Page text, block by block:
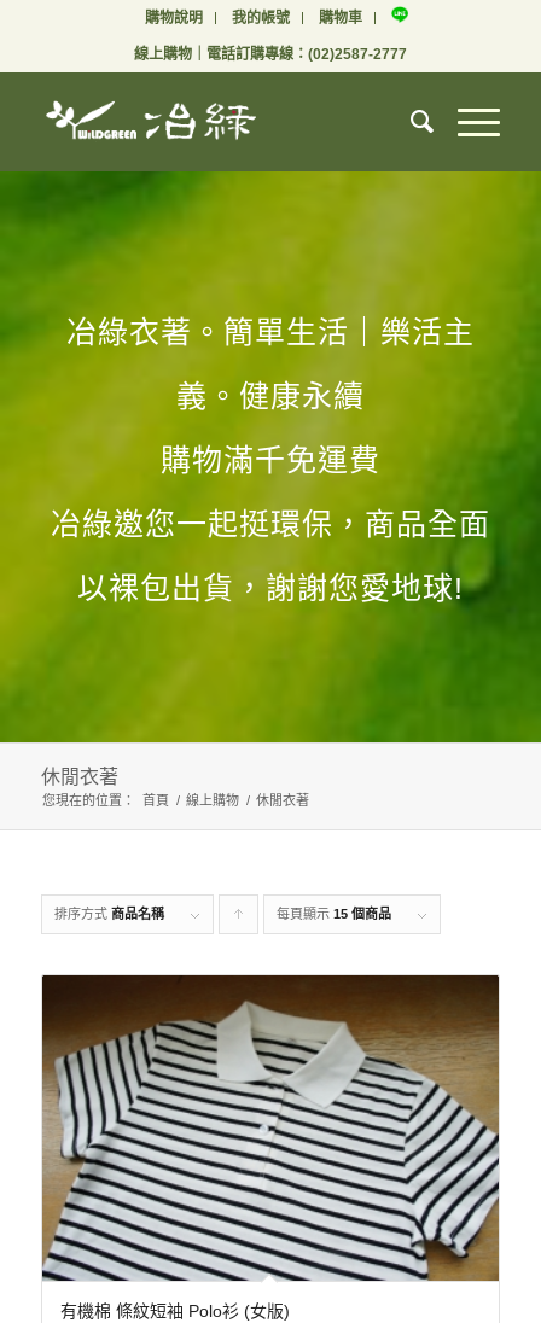
購物說明 我的帳號 購物車
線上購物｜電話訂購專線： (02)2587-2777
冶綠衣著。簡單生活｜樂活主
義。健康永續
購物滿千免運費
冶綠邀您一起挺環保，商品全面
以裸包出貨，謝謝您愛地球!
休閒衣著
您現在的位置： 首頁 / 線上購物 / 休閒衣著
排序方式 商品名稱 Click
products
ascending
每頁顯示 15 個商品
有機棉 條紋短袖 Polo衫 (女版)